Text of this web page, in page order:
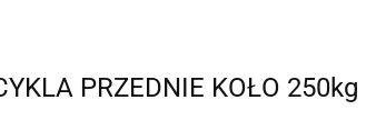
PRZEDNIE KOŁO 250kg